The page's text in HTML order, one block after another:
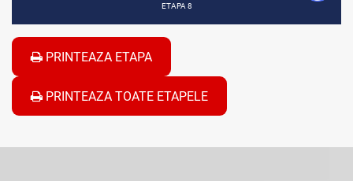
ETAPA 8
PRINTEAZA ETAPA
PRINTEAZA TOATE ETAPELE